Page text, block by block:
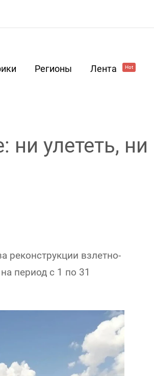
Регионы Лента Hot
ни улететь, ни
реконструкции взлетно-
период с 1 по 31